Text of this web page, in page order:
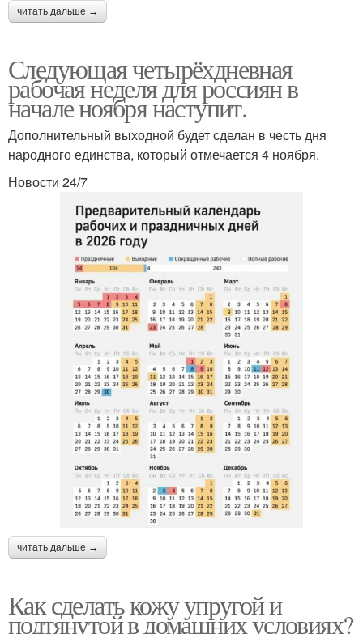
читать дальше →
Следующая четырёхдневная
рабочая неделя для россиян в
начале ноября наступит.
Дополнительный выходной будет сделан в честь дня
народного единства, который отмечается 4 ноября.
Новости 24/7
читать дальше →
Как сделать кожу упругой и
подтянутой в домашних условиях?